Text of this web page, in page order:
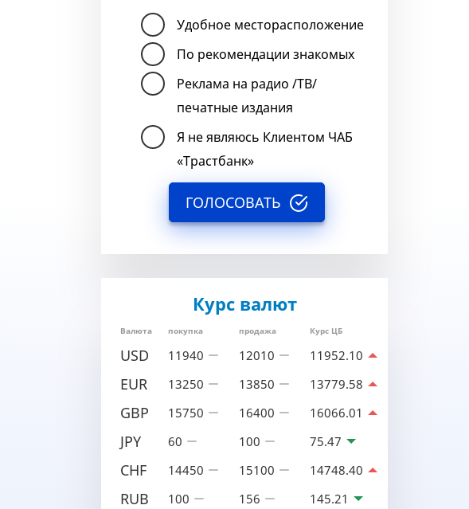
Удобное месторасположение
По рекомендации знакомых
Реклама на радио /ТВ/
печатные издания
Я не являюсь Клиентом ЧАБ
«Трастбанк»
ГОЛОСОВАТЬ
Курс валют
Валюта покупка продажа Курс ЦБ
USD 11940 12010 11952.10
EUR 13250 13850 13779.58
GBP 15750 16400 16066.01
JPY 60 100 75.47
CHF 14450 15100 14748.40
RUB 100 156 145.21